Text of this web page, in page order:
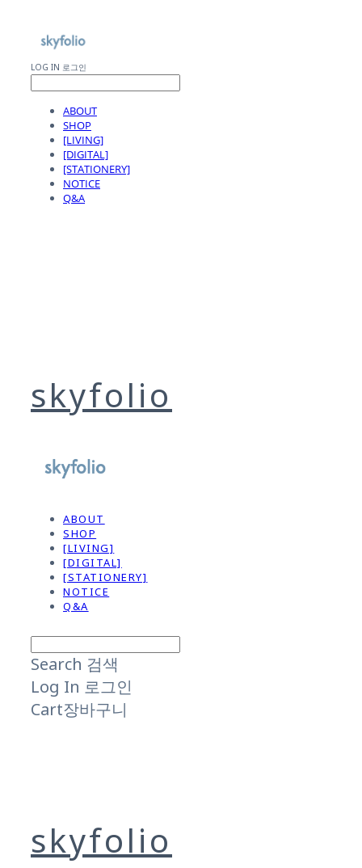
LOG IN 로그인
ABOUT
SHOP
[LIVING]
[DIGITAL]
[STATIONERY]
NOTICE
Q&A
skyfolio
ABOUT
SHOP
[LIVING]
[DIGITAL]
[STATIONERY]
NOTICE
Q&A
Search 검색
Log In 로그인
Cart장바구니
skyfolio